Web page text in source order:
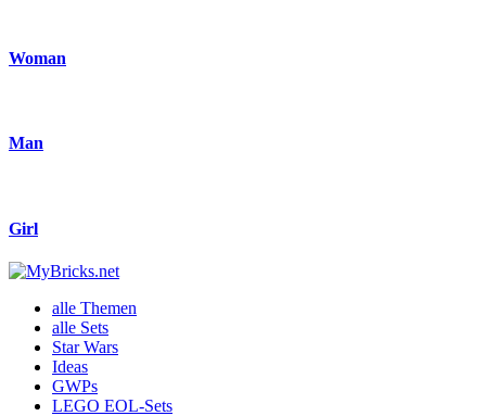
Woman
Man
Girl
alle Themen
alle Sets
Star Wars
Ideas
GWPs
LEGO EOL-Sets